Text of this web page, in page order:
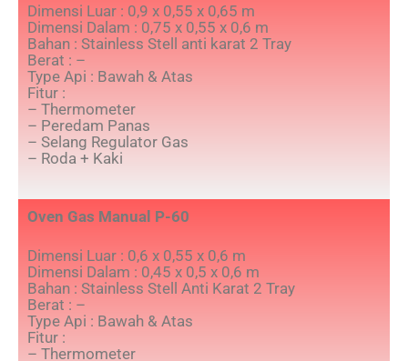
Dimensi Luar : 0,9 x 0,55 x 0,65 m
Dimensi Dalam : 0,75 x 0,55 x 0,6 m
Bahan : Stainless Stell anti karat 2 Tray
Berat : –
Type Api : Bawah & Atas
Fitur :
– Thermometer
– Peredam Panas
– Selang Regulator Gas
– Roda + Kaki
Oven Gas Manual P-60
Dimensi Luar : 0,6 x 0,55 x 0,6 m
Dimensi Dalam : 0,45 x 0,5 x 0,6 m
Bahan : Stainless Stell Anti Karat 2 Tray
Berat : –
Type Api : Bawah & Atas
Fitur :
– Thermometer